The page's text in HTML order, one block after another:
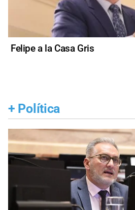
Felipe a la Casa Gris
+ Política